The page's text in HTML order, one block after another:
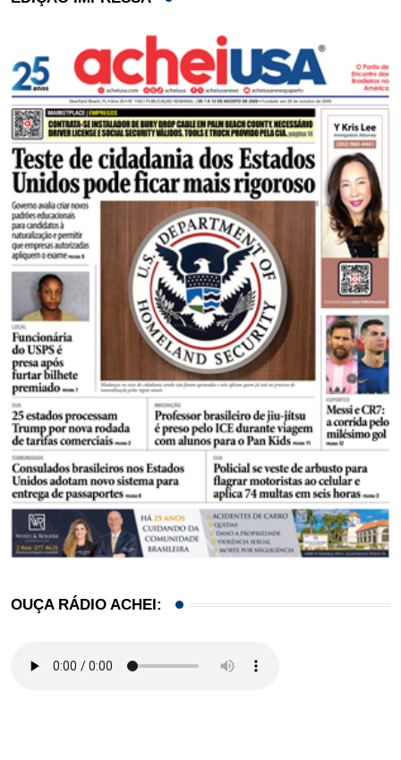
OUÇA RÁDIO ACHEI: